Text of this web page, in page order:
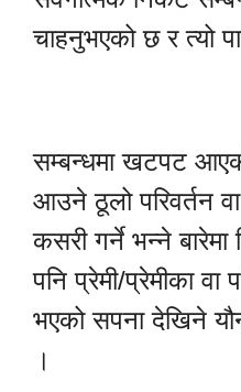
चाहनुभएको छ र त्यो
सम्बन्धमा खटपट
आउने ठूलो परिवर्तन
कसरी गर्ने भन्ने बारेमा
पनि प्रेमी/प्रेमीका वा
भएको सपना देखिने
।